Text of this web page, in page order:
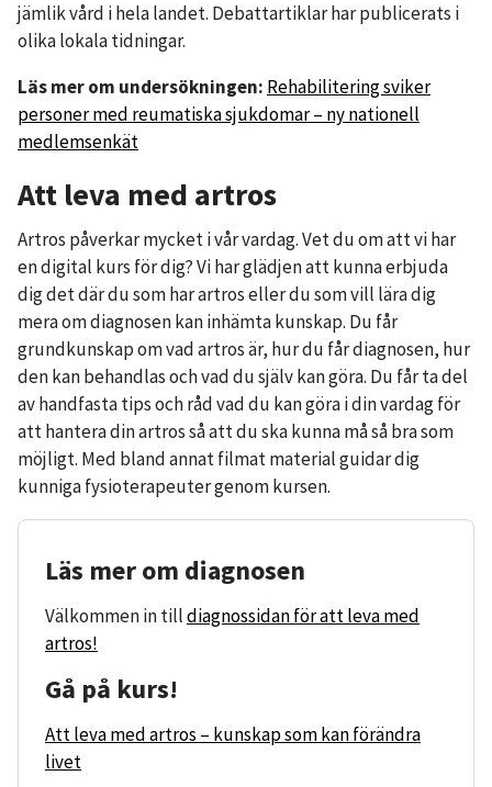
jämlik vård i hela landet. Debattartiklar har publicerats i
olika lokala tidningar.
Läs mer om undersökningen: Rehabilitering sviker
personer med reumatiska sjukdomar – ny nationell
medlemsenkät
Att leva med artros
Artros påverkar mycket i vår vardag. Vet du om att vi har
en digital kurs för dig? Vi har glädjen att kunna erbjuda
dig det där du som har artros eller du som vill lära dig
mera om diagnosen kan inhämta kunskap. Du får
grundkunskap om vad artros är, hur du får diagnosen, hur
den kan behandlas och vad du själv kan göra. Du får ta del
av handfasta tips och råd vad du kan göra i din vardag för
att hantera din artros så att du ska kunna må så bra som
möjligt. Med bland annat filmat material guidar dig
kunniga fysioterapeuter genom kursen.
Läs mer om diagnosen
Välkommen in tilldiagnossidan för att leva med
artros!
Gå på kurs!
Att leva med artros – kunskap som kan förändra
livet